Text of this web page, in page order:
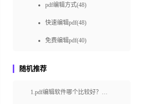
pdf编辑方式(48)
快速编辑pdf(48)
免费编辑pdf(40)
如何进行PDF在线编辑(36)
随机推荐
1.pdf编辑软件哪个比较好？pdf